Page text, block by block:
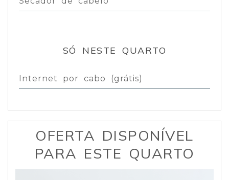
SÓ NESTE QUARTO
Internet por cabo (grátis)
OFERTA DISPONÍVEL
PARA ESTE QUARTO